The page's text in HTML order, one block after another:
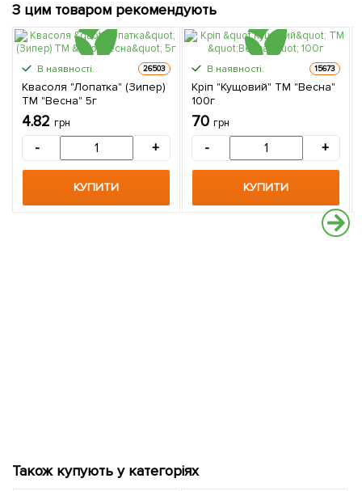
З цим товаром рекомендують
В наявності. 26503
Квасоля "Лопатка" (Зипер)
ТМ "Весна" 5г
4.82 грн
- +
КУПИТИ
В наявності. 15673
Кріп "Кущовий" ТМ "Весна"
100г
70 грн
- +
КУПИТИ
Також купують у категоріях